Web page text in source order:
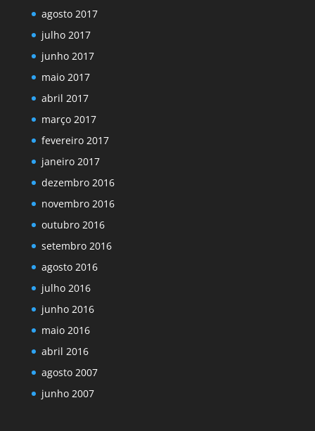
agosto 2017
julho 2017
junho 2017
maio 2017
abril 2017
março 2017
fevereiro 2017
janeiro 2017
dezembro 2016
novembro 2016
outubro 2016
setembro 2016
agosto 2016
julho 2016
junho 2016
maio 2016
abril 2016
agosto 2007
junho 2007